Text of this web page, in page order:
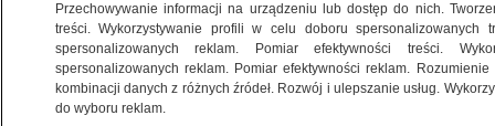
29.02.2020, 09:30Aktualizacja: 29.02.2020, 15:29
Udostępnij
Przechowywanie informacji na urządzeniu lub dostęp do nich.
treści. Wykorzystywanie profili w celu doboru spersonalizowanych
spersonalizowanych reklam. Pomiar efektywności treści.
spersonalizowanych reklam. Pomiar efektywności reklam.
kombinacji danych z różnych źródeł. Rozwój i ulepszanie usług.
do wyboru reklam.